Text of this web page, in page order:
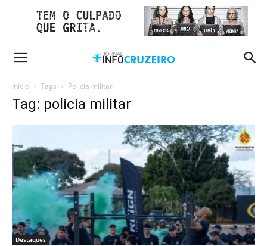
Início Tags Policia militar
Tag: policia militar
Destaques